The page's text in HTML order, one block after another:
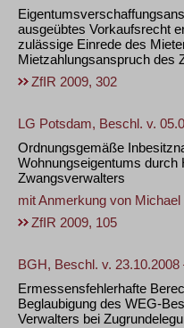
ausgeübtes Vorkaufsrecht
zulässige Einrede des
Mietzahlungsanspruch des
ZfIR 2009, 302
LG Potsdam, Beschl. v.
Ordnungsgemäße
Wohnungseigentums durch
Zwangsverwalters
mit Anmerkung von
ZfIR 2009, 105
BGH, Beschl. v. 23.10.2008
Ermessensfehlerhafte
Beglaubigung des WEG-
Verwalters bei